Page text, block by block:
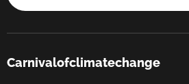
Carnivalofclimatechange